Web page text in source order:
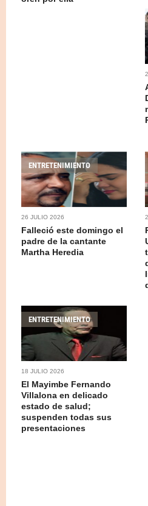
ENTRETENIMIENTO
26 JULIO 2026
Falleció este domingo el
padre de la cantante
Martha Heredia
ENTRETENIMIENTO
18 JULIO 2026
El Mayimbe Fernando
Villalona en delicado
estado de salud;
suspenden todas sus
presentaciones